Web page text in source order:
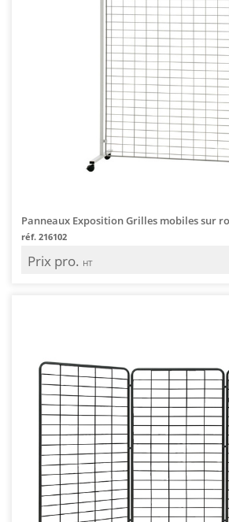
Panneaux Exposition Grilles mobiles sur
réf. 216102
Prix pro. HT